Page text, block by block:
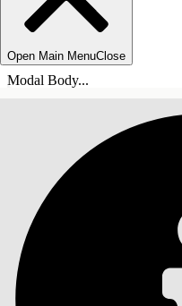
Open Main MenuClose
Modal Body...
目录